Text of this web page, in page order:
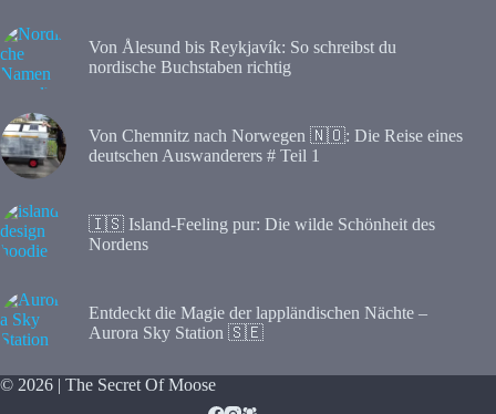
Von Ålesund bis Reykjavík: So schreibst du
nordische Buchstaben richtig
Von Chemnitz nach Norwegen 🇳🇴: Die Reise eines
deutschen Auswanderers # Teil 1
🇮🇸 Island-Feeling pur: Die wilde Schönheit des
Nordens
Entdeckt die Magie der lappländischen Nächte –
Aurora Sky Station 🇸🇪
© 2026 | The Secret Of Moose